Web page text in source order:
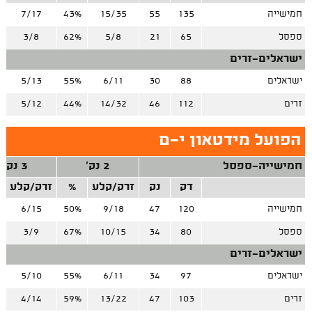
חמישייה 135
55
15/35
43%
7/17
ספסל 65
21
5/8
62%
3/8
ישראלים-זרים
ישראלים 88
30
6/11
55%
5/13
זרים 112
46
14/32
44%
5/12
הפועל מידטאון י-ם
חמישייה-ספסל 2 נק'
3 נק'
דק
נק זרק/קלע % זרק/קלע
חמישייה 120
47
9/18
50%
6/15
ספסל 80
34
10/15
67%
3/9
ישראלים-זרים
ישראלים 97
34
6/11
55%
5/10
זרים 103
47
13/22
59%
4/14